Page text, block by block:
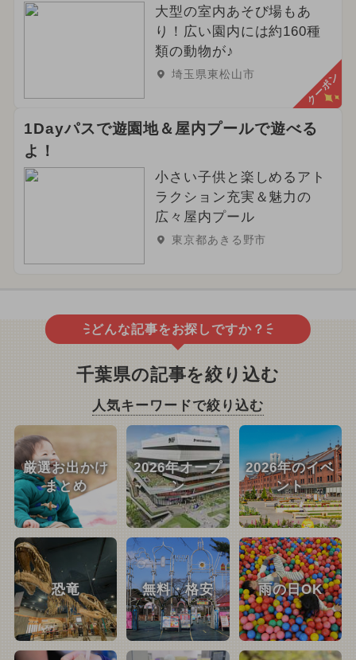
大型の室内あそび場もあ
り！広い園内には約160種
類の動物が♪
埼玉県東松山市 クーポン
1Dayパスで遊園地＆屋内プールで遊べる
よ！
小さい子供と楽しめるアト
ラクション充実＆魅力の
広々屋内プール
東京都あきる野市
どんな記事をお探しですか？
千葉県の記事を絞り込む
人気キーワードで絞り込む
厳選お出かけ
まとめ
2026年オープ
ン
2026年のイベ
ント
恐竜 無料・格安 雨の日OK